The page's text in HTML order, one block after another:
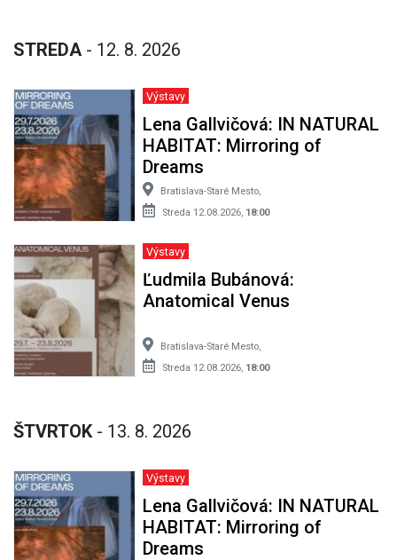
STREDA - 12. 8. 2026
Výstavy
Lena Gallvičová: IN NATURAL
HABITAT: Mirroring of
Dreams
Bratislava-Staré Mesto,
Streda 12.08.2026, 18:00
Výstavy
Ľudmila Bubánová:
Anatomical Venus
Bratislava-Staré Mesto,
Streda 12.08.2026, 18:00
ŠTVRTOK - 13. 8. 2026
Výstavy
Lena Gallvičová: IN NATURAL
HABITAT: Mirroring of
Dreams